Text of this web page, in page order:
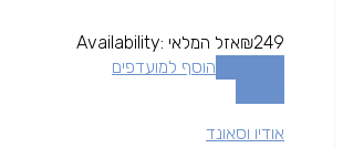
₪249
Availability: אזל המלאי
הוסף למועדפים
אודיו וסאונד